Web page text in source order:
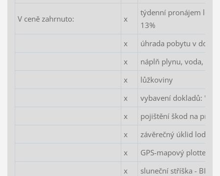
V ceně zahrnuto: x
týdenní pronájem lodi
13%
x
úhrada pobytu v
x
náplň plynu, voda,
x
lůžkoviny
x
vybavení dokladů:
x
pojištění škod na
x
závěrečný úklid lodi
x
GPS-mapový plotter
x
sluneční stříška -